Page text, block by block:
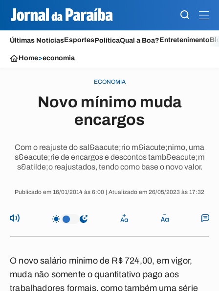
Últimas NotíciasEsportesPolíticaQual a Boa?Entretenimento
Home>economia
ECONOMIA
Novo mínimo muda
encargos
Com o reajuste do sal&aacute;rio m&iacute;nimo, uma
s&eacute;rie de encargos e descontos tamb&eacute;m
s&atilde;o reajustados, tendo como base o novo valor.
Publicado em 16/01/2014 às 6:00 | Atualizado em 26/05/2023 às 17:32
O novo salário mínimo de R$ 724,00, em vigor,
muda não somente o quantitativo pago aos
trabalhadores formais, como também uma série